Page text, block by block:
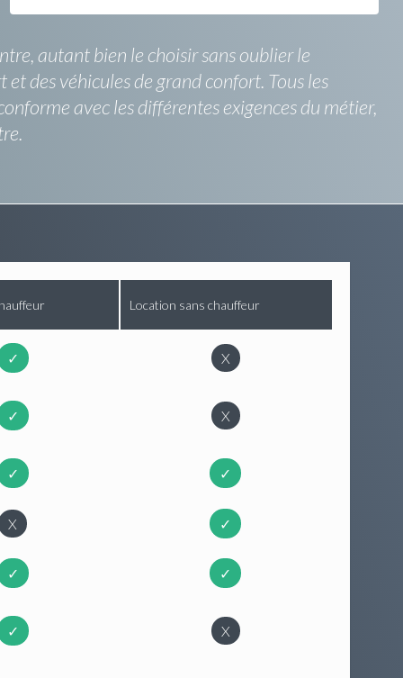
autant bien le choisir sans oublier le
des véhicules de grand confort. Tous les
avec les différentes exigences du métier,
Location sans chauffeur
✓ X
✓ X
✓ ✓
X ✓
✓ ✓
✓ X